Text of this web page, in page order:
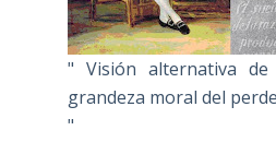
" Visión alternativa de
grandeza moral del
"